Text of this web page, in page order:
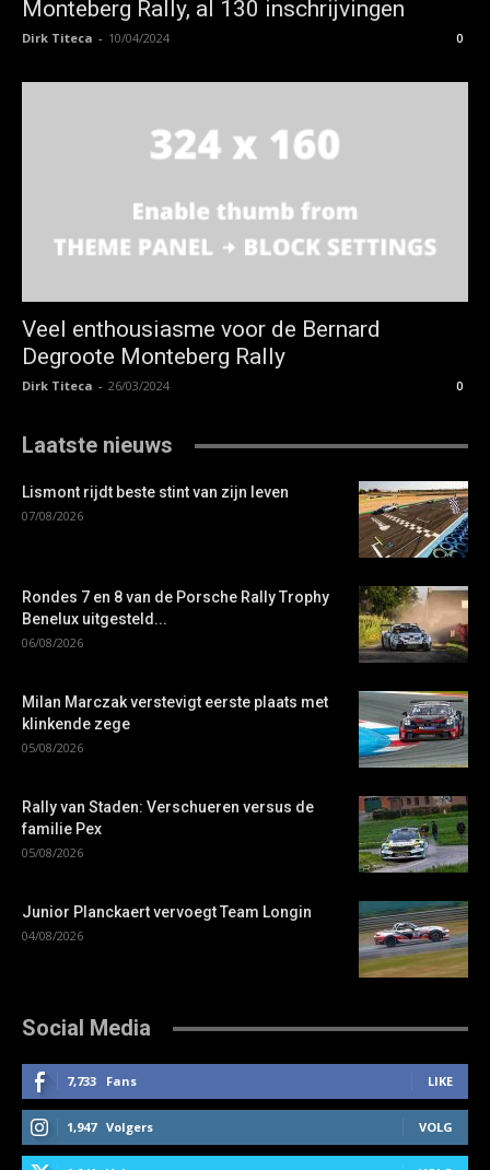
Monteberg Rally, al 130 inschrijvingen
Dirk Titeca - 10/04/2024 0
Veel enthousiasme voor de Bernard
Degroote Monteberg Rally
Dirk Titeca - 26/03/2024 0
Laatste nieuws
Lismont rijdt beste stint van zijn leven
07/08/2026
Rondes 7 en 8 van de Porsche Rally Trophy
Benelux uitgesteld...
06/08/2026
Milan Marczak verstevigt eerste plaats met
klinkende zege
05/08/2026
Rally van Staden: Verschueren versus de
familie Pex
05/08/2026
Junior Planckaert vervoegt Team Longin
04/08/2026
Social Media
7,733 Fans LIKE
1,947 Volgers VOLG